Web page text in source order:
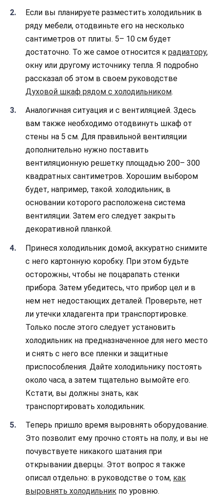
Если вы планируете разместить холодильник в
ряду мебели, отодвиньте его на несколько
сантиметров от плиты. 5– 10 см будет
достаточно. То же самое относится к радиатору,
окну или другому источнику тепла. Я подробно
рассказал об этом в своем руководстве
Духовой шкаф рядом с холодильником.
Аналогичная ситуация и с вентиляцией. Здесь
вам также необходимо отодвинуть шкаф от
стены на 5 см. Для правильной вентиляции
дополнительно нужно поставить
вентиляционную решетку площадью 200– 300
квадратных сантиметров. Хорошим выбором
будет, например, такой. холодильник, в
основании которого расположена система
вентиляции. Затем его следует закрыть
декоративной планкой.
Принеся холодильник домой, аккуратно снимите
с него картонную коробку. При этом будьте
осторожны, чтобы не поцарапать стенки
прибора. Затем убедитесь, что прибор цел и в
нем нет недостающих деталей. Проверьте, нет
ли утечки хладагента при транспортировке.
Только после этого следует установить
холодильник на предназначенное для него место
и снять с него все пленки и защитные
приспособления. Дайте холодильнику постоять
около часа, а затем тщательно вымойте его.
Кстати, вы должны знать, как
транспортировать холодильник.
Теперь пришло время выровнять оборудование.
Это позволит ему прочно стоять на полу, и вы не
почувствуете никакого шатания при
открывании дверцы. Этот вопрос я также
описал отдельно: в руководстве о том, как
выровнять холодильник по уровню.